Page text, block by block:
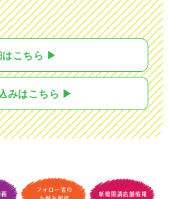
はこちら ▶
みはこちら ▶